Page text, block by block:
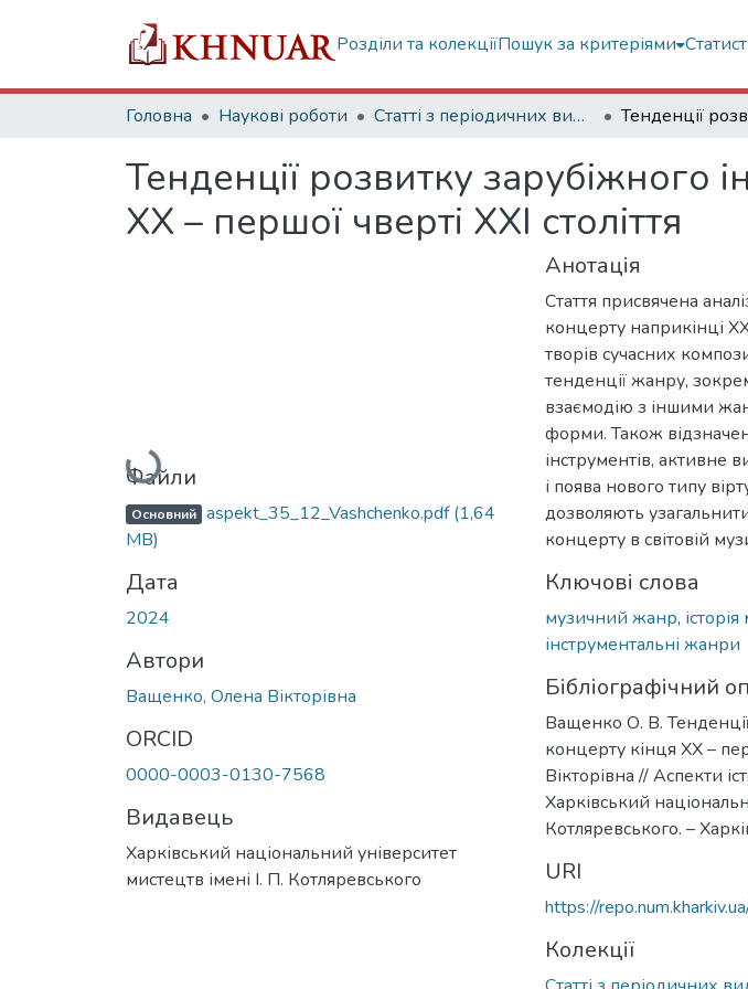
Розділи та колекціїПошук за критеріями
Головна Наукові роботи Статті з періодичних видань
Тенденції розвитку зарубіжного
ХХ – першої чверті ХХІ століття
Вантажиться...
Файли
Основний aspekt_35_12_Vashchenko.pdf(1,64
MB)
Дата
2024
Автори
Ващенко, Олена Вікторівна
ORCID
0000-0003-0130-7568
Видавець
Харківський національний університет
мистецтв імені І. П. Котляревського
Анотація
Стаття присвячена
концерту наприкінці ХХ
творів сучасних
тенденції жанру,
взаємодію з іншими
форми. Також
інструментів, активне
і поява нового типу
дозволяють
концерту в світовій
Ключові слова
музичний жанр,
інструментальні жанри
Бібліографічний
Ващенко О. В.
концерту кінця ХХ –
Вікторівна // Аспекти
Харківський
Котляревського. –
URI
https://
Колекції